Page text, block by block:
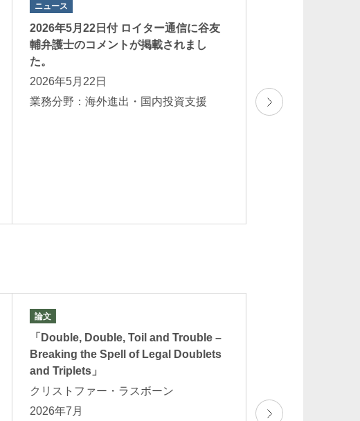
ニュース
2026年5月22日付 ロイター通信に谷友
輔弁護士のコメントが掲載されまし
た。
2026年5月22日
業務分野：海外進出・国内投資支援
業務分野：商事訴
決 海外進出・国
論文
「Double, Double, Toil and Trouble –
Breaking the Spell of Legal Doublets
and Triplets」
クリストファー・ラスボーン
2026年7月
業務分野：一般